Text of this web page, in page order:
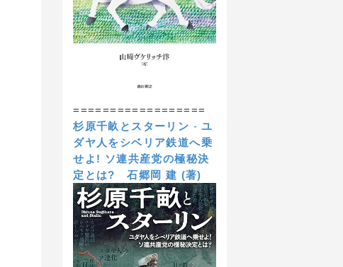
==================
杉原千畝とスターリン -ユ
ダヤ人をシベリア鉄道へ乗
せよ! ソ連共産党の極秘決
定とは?
石郷岡 建 (著)